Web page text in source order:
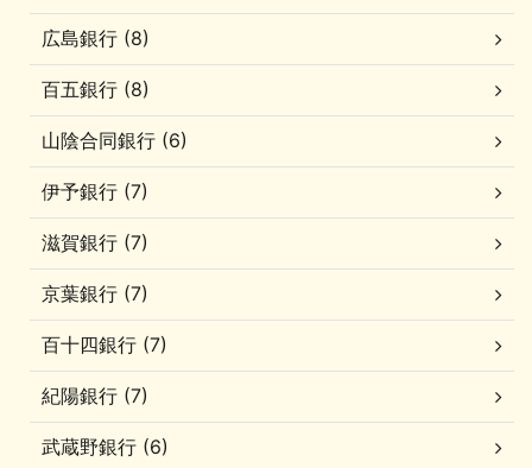
広島銀行 (8)
百五銀行 (8)
山陰合同銀行 (6)
伊予銀行 (7)
滋賀銀行 (7)
京葉銀行 (7)
百十四銀行 (7)
紀陽銀行 (7)
武蔵野銀行 (6)